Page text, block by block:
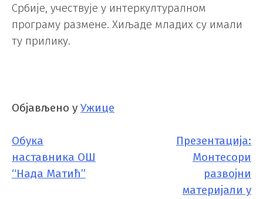
Србије, учествује у интеркултуралном
програму размене. Хиљаде младих су имали
ту прилику.
Објављено у Ужице
КРЕТАЊЕ
ЧЛАНКА
Обука
наставника ОШ
“Нада Матић”
Презентација:
Монтесори
развојни
материјали у